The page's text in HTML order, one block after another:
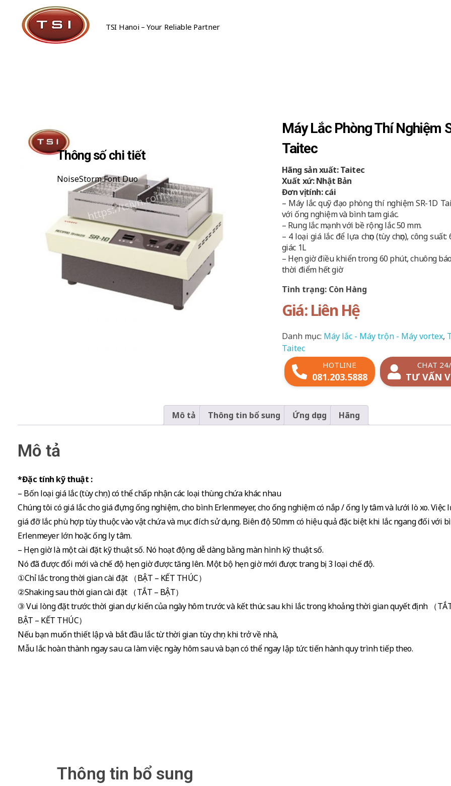
TSI Hanoi – Your Reliable Partner
Tình trạng: Còn Hàng
Máy Lắc Phòng Thí Nghiệm
Taitec
Giá: Liên Hệ
Hãng sản xuất: Taitec
Xuất xứ: Nhật Bản
Đơn vị tính: cái
– Máy lắc quỹ đạo phòng thí nghiệm SR-1D
với ống nghiệm và bình tam giác.
– Rung lắc mạnh với bề rộng lắc 50 mm.
– 4 loại giá lắc để lựa chọn (tùy chọn), công
giác 1L
– Hẹn giờ điều khiển trong 60 phút, chuông
thời điểm hết giờ
HOTLINE
081.203.5888
CHAT
TƯ VẤN
Danh mục: Máy lắc - Máy trộn - Máy vortex,
Taitec
Mô tả Thông tin bổ sung Ứng dụng Hãng
Mô tả
*Đặc tính kỹ thuật :
– Bốn loại giá lắc (tùy chọn) có thể chấp nhận các loại thùng chứa khác nhau
Chúng tôi có giá lắc cho giá đựng ống nghiệm, cho bình Erlenmeyer, cho ống nghiệm có nắp / ống ly tâm và lưới lò xo. Việc
giá đỡ lắc phù hợp tùy thuộc vào vật chứa và mục đích sử dụng. Biên độ 50mm có hiệu quả đặc biệt khi lắc ngang đối với
Erlenmeyer lớn hoặc ống ly tâm.
– Hẹn giờ là một cài đặt kỹ thuật số. Nó hoạt động dễ dàng bằng màn hình kỹ thuật số.
Nó đã được đổi mới và chế độ hẹn giờ được tăng lên. Một bộ hẹn giờ mới được trang bị 3 loại chế độ.
①Chỉ lắc trong thời gian cài đặt （BẬT – KẾT THÚC）
②Shaking sau thời gian cài đặt （TẮT – BẬT）
③ Vui lòng đặt trước thời gian dự kiến ​​của ngày hôm trước và kết thúc sau khi lắc trong khoảng thời gian quyết định （
BẬT – KẾT THÚC）
Nếu bạn muốn thiết lập và bắt đầu lắc từ thời gian tùy chọn khi trở về nhà,
Mẫu lắc hoàn thành ngay sau ca làm việc ngày hôm sau và bạn có thể ngay lập tức tiến hành quy trình tiếp theo.
Thông tin bổ sung